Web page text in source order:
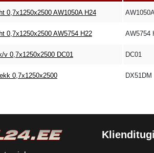
0,7x1250x2500 AW1050A H24
0,7x1250x2500 AW5754 H22 AW5754
v 0,7x1250x2500 DC01 DC01
0,7x1250x2500 DX51DM
Klienditugi